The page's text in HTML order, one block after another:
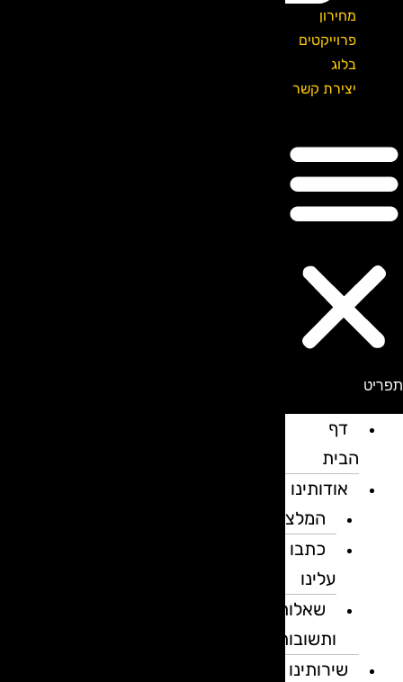
מחירון
פרוייקטים
בלוג
יצירת קשר
דף
הבית
אודותינו
המלצות
כתבו
עלינו
שאלות
ותשובות
שירותינו